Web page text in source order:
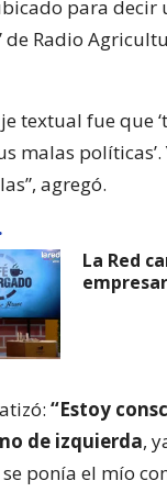
para decir
de Radio
textual fue que
malas
agregó.
La Red
“Estoy
de izquierda,
ponía el mío